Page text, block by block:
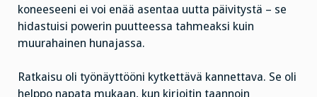
koneeseeni ei voi enää asentaa uutta päivitystä – se
hidastuisi powerin puutteessa tahmeaksi kuin
muurahainen hunajassa.
Ratkaisu oli työnäyttööni kytkettävä kannettava. Se oli
helppo napata mukaan, kun kirjoitin taannoin